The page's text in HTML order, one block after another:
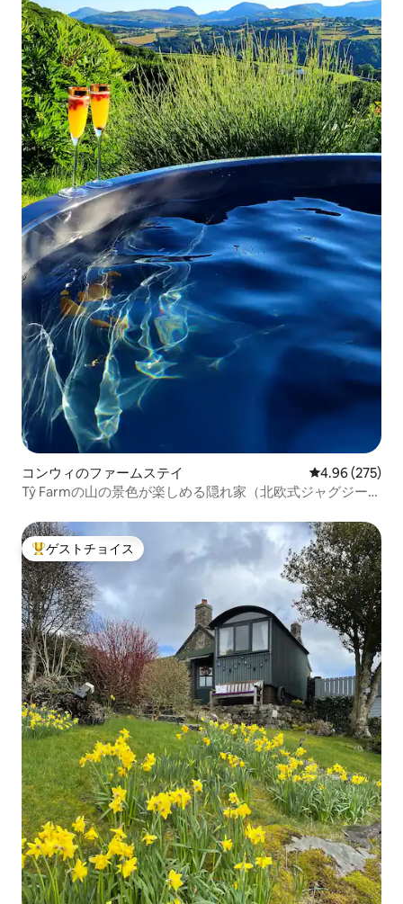
コンウィのファームステイ レビュー275
4.96 (275)
Tŷ Farmの山の景色が楽しめる隠れ家（北欧式ジャグジー付
大好評のゲストチョイスです。
ゲストチョイス